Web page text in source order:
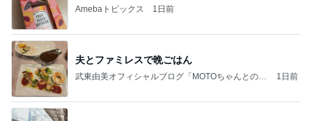
Amebaトピックス 1日前
夫とファミレスで晩ごはん
武東由美オフィシャルブログ「MOTOちゃんとのは
1日前